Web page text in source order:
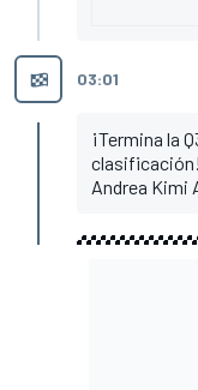
03:01
¡Termina la
Andrea Kimi